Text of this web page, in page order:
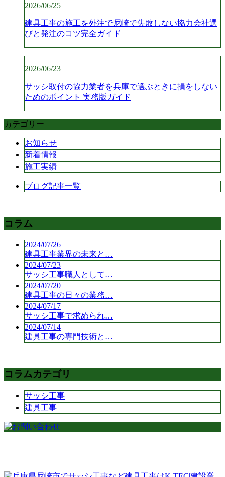
2026/06/25
建具工事の施工を外注で尼崎で失敗しない協力会社選
びと発注のコツ完全ガイド
2026/06/23
サッシ取付の協力業者を兵庫で選ぶときに損をしない
ためのポイント 実務版ガイド
カテゴリー
お知らせ
新着情報
施工実績
ブログ記事一覧
コラム
2024/07/26
建具工事業界の未来と…
2024/07/23
サッシ工事職人として…
2024/07/20
建具工事の日々の業務…
2024/07/17
サッシ工事で求められ…
2024/07/14
建具工事の専門技術と…
コラムカテゴリ
サッシ工事
建具工事